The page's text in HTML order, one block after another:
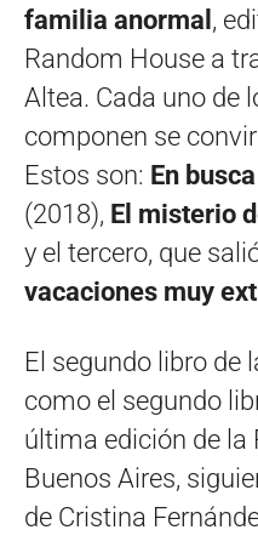
familia anormal ,
Random House a
Altea. Cada uno de
componen se
Estos son: En
(2018), El misterio
y el tercero, que
vacaciones muy
El segundo libro de
como el segundo
última edición de la
Buenos Aires,
de Cristina